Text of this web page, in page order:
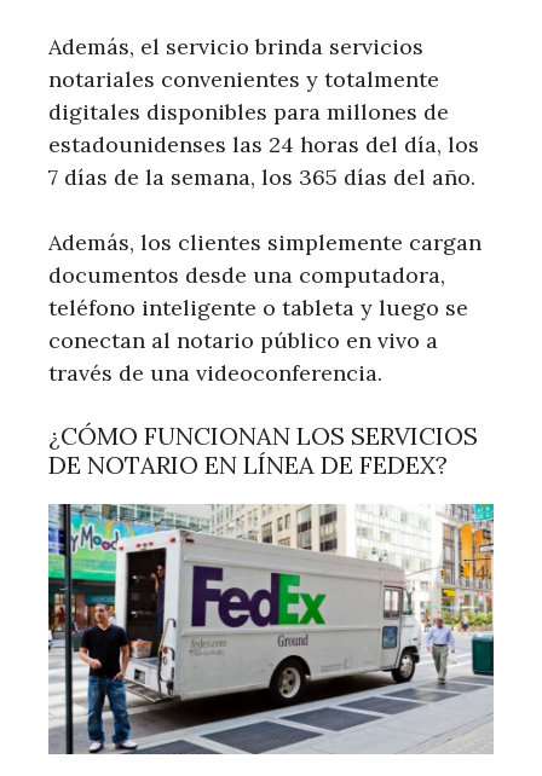
Además, el servicio brinda servicios
notariales convenientes y totalmente
digitales disponibles para millones de
estadounidenses las 24 horas del día, los
7 días de la semana, los 365 días del año.
Además, los clientes simplemente cargan
documentos desde una computadora,
teléfono inteligente o tableta y luego se
conectan al notario público en vivo a
través de una videoconferencia.
¿CÓMO FUNCIONAN LOS SERVICIOS
DE NOTARIO EN LÍNEA DE FEDEX?